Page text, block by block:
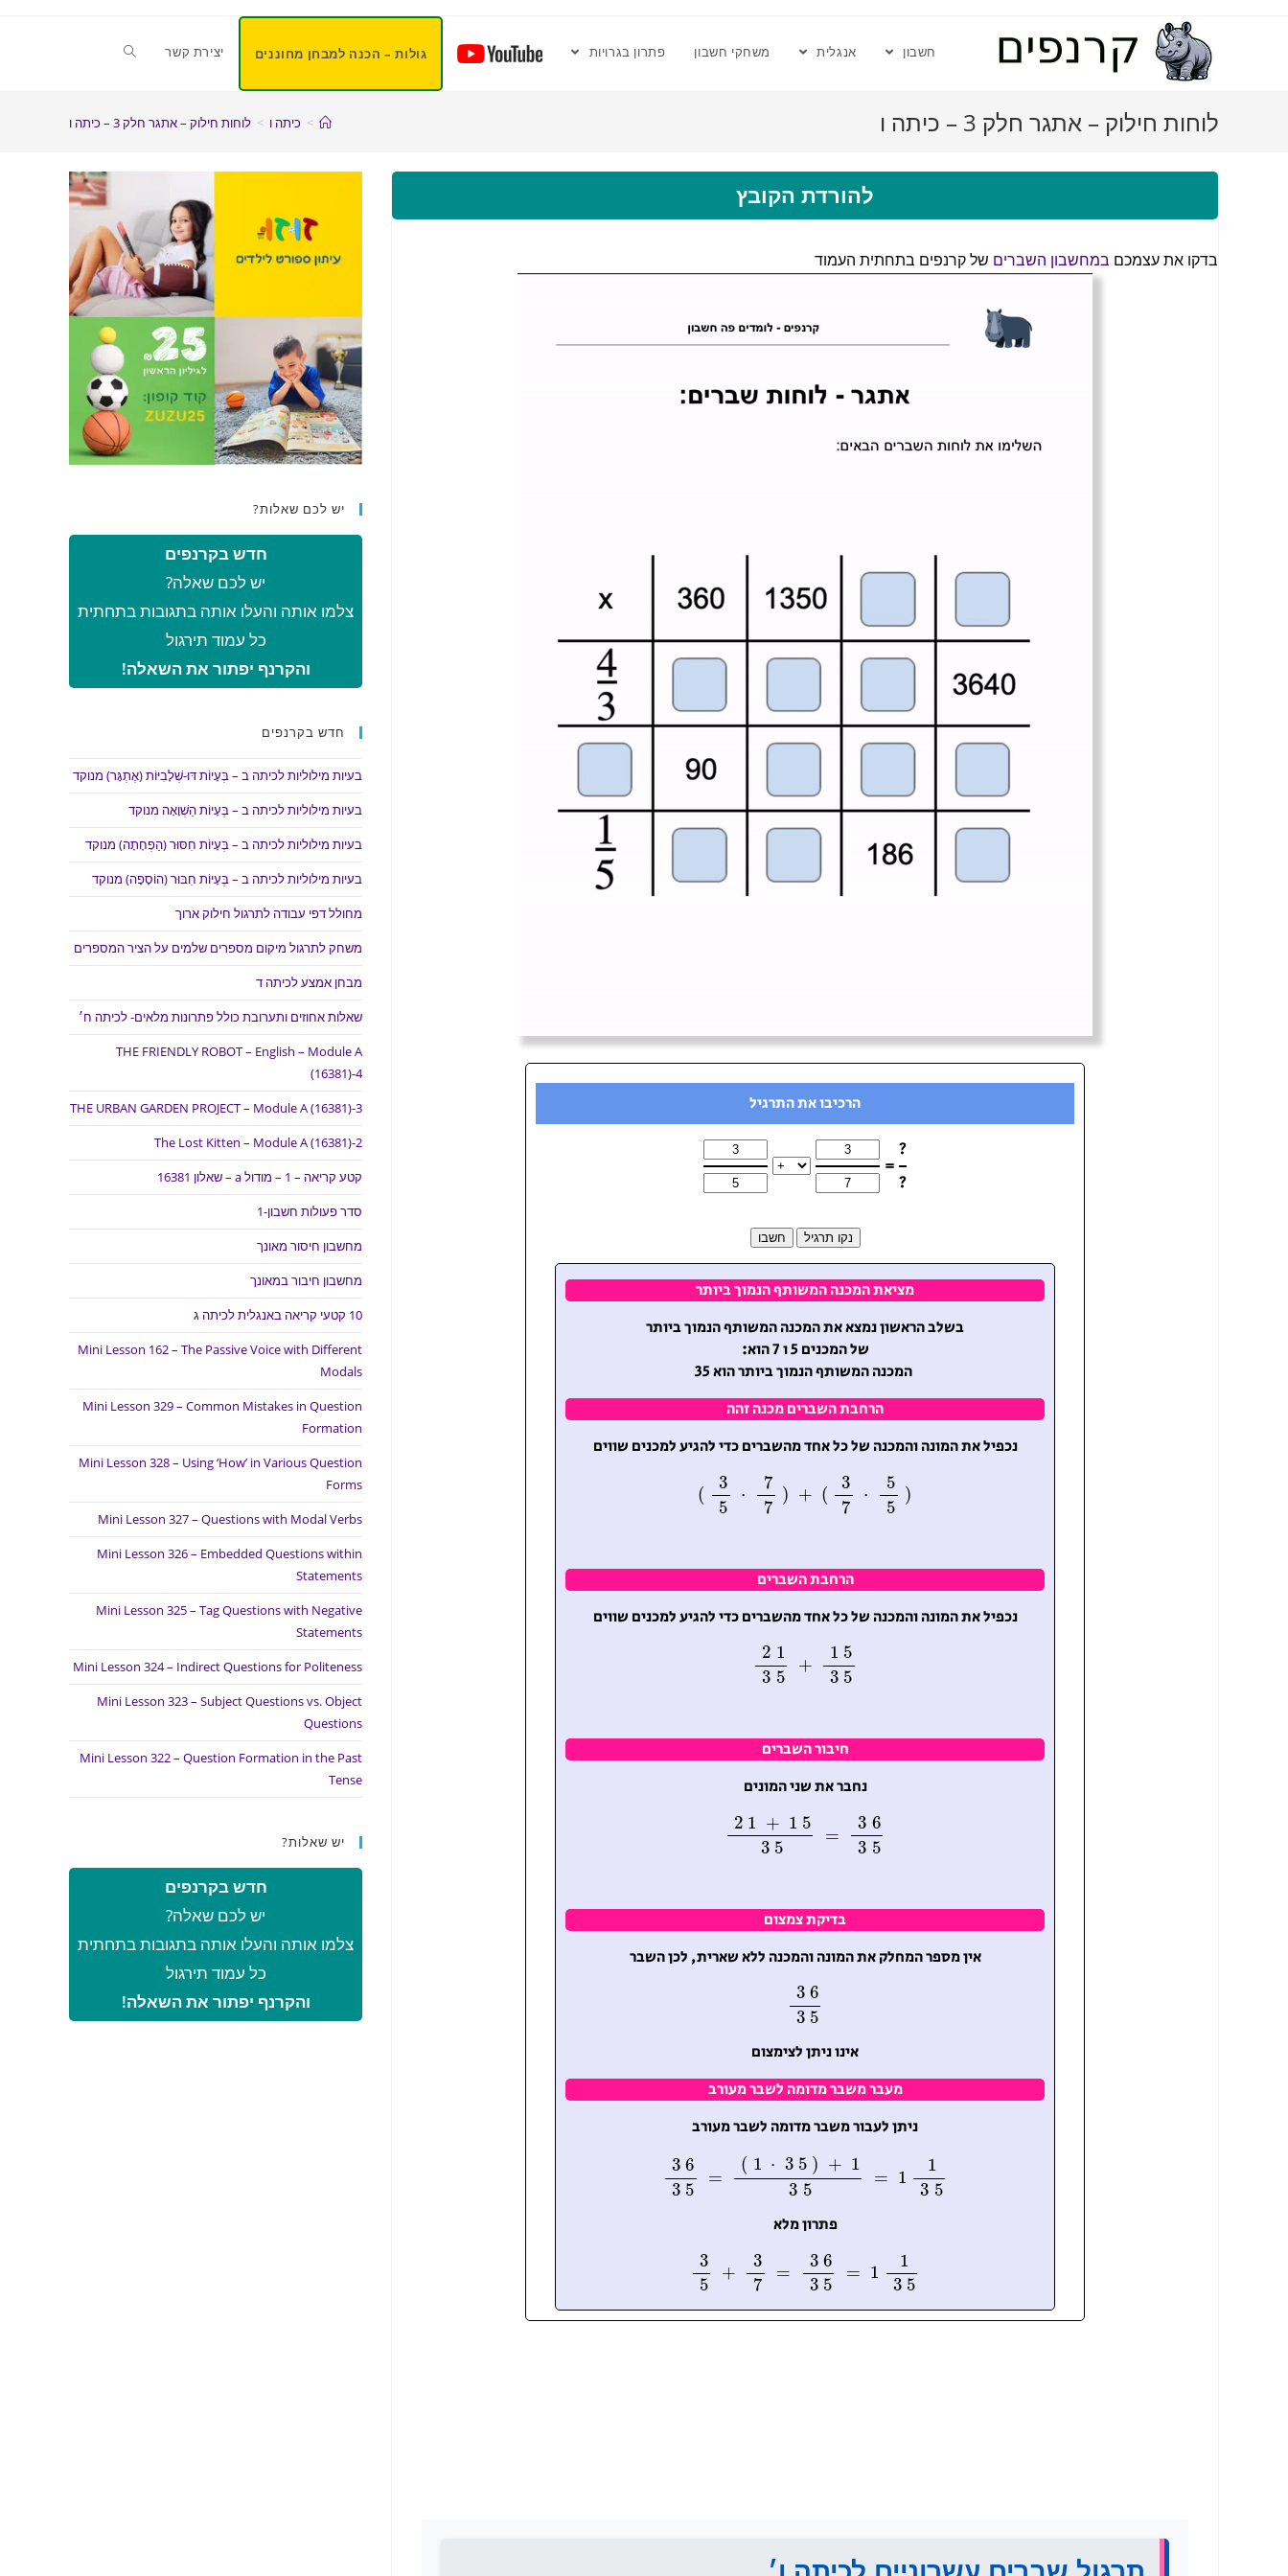
חשבון אנגלית משחקי חשבון פתרון בגרויות גולות – הכנה למבחן מחוננים יצירת קשר
לוחות חילוק – אתגר חלק 3 – כיתה ו > כיתה ו > לוחות חילוק – אתגר חלק 3 – כיתה ו
להורדת הקובץ
בדקו את עצמכם במחשבון השברים של קרנפים בתחתית העמוד
יש לכם שאלות?
חדש בקרנפים
יש לכם שאלה?
צלמו אותה והעלו אותה בתגובות בתחתית
כל עמוד תירגול
והקרנף יפתור את השאלה!
חדש בקרנפים
בעיות מילוליות לכיתה ב – בְּעָיוֹת דּוּ-שְׁלָבִיּוֹת (אֶתְגָּר) מנוקד
בעיות מילוליות לכיתה ב – בְּעָיוֹת הַשְׁוָאָה מנוקד
בעיות מילוליות לכיתה ב – בְּעָיוֹת חִסּוּר (הַפְחָתָה) מנוקד
בעיות מילוליות לכיתה ב – בְּעָיוֹת חִבּוּר (הוֹסָפָה) מנוקד
מחולל דפי עבודה לתרגול חילוק ארוך
משחק לתרגול מיקום מספרים שלמים על הציר המספרים
מבחן אמצע לכיתה ד
שאלות אחוזים ותערובת כולל פתרונות מלאים- לכיתה ח׳
THE FRIENDLY ROBOT – English – Module A
(16381)-4
THE URBAN GARDEN PROJECT – Module A (16381)-3
The Lost Kitten – Module A (16381)-2
קטע קריאה – 1 – מודול a – שאלון 16381
סדר פעולות חשבון-1
מחשבון חיסור מאונך
מחשבון חיבור במאונך
10 קטעי קריאה באנגלית לכיתה ג
Mini Lesson 162 – The Passive Voice with Different
Modals
Mini Lesson 329 – Common Mistakes in Question
Formation
Mini Lesson 328 – Using ‘How’ in Various Question
Forms
Mini Lesson 327 – Questions with Modal Verbs
Mini Lesson 326 – Embedded Questions within
Statements
Mini Lesson 325 – Tag Questions with Negative
Statements
Mini Lesson 324 – Indirect Questions for Politeness
Mini Lesson 323 – Subject Questions vs. Object
Questions
Mini Lesson 322 – Question Formation in the Past
Tense
יש שאלות?
חדש בקרנפים
יש לכם שאלה?
צלמו אותה והעלו אותה בתגובות בתחתית
כל עמוד תירגול
והקרנף יפתור את השאלה!